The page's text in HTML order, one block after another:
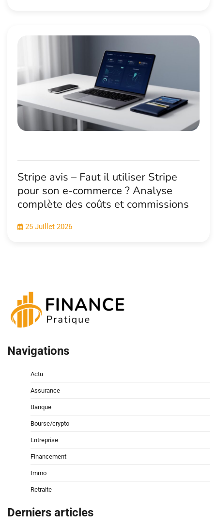
Stripe avis – Faut il utiliser Stripe
pour son e-commerce ? Analyse
complète des coûts et commissions
25 Juillet 2026
Navigations
Actu
Assurance
Banque
Bourse/crypto
Entreprise
Financement
Immo
Retraite
Derniers articles